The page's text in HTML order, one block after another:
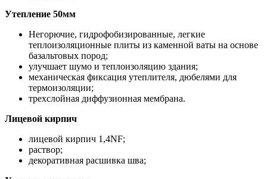
Утепление 50мм
Негорючие, гидрофобизированные, легкие
теплоизоляционные плиты из каменной ваты на основе
базальтовых пород;
улучшает шумо и теплоизоляцию здания;
механическая фиксация утеплителя, дюбелями для
термоизоляции;
трехслойная диффузионная мембрана.
Лицевой кирпич
лицевой кирпич 1,4NF;
раствор;
декоративная расшивка шва;